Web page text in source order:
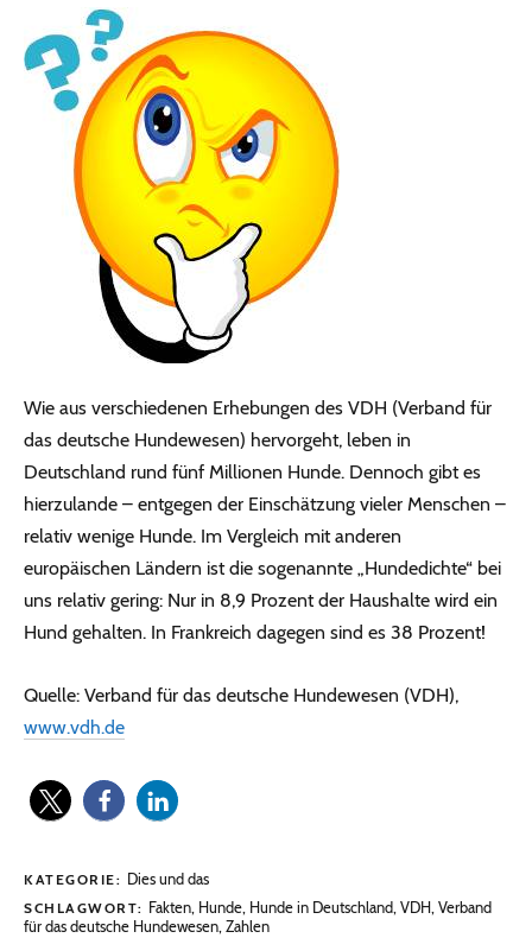
Wie aus verschiedenen Erhebungen des VDH (Verband für
das deutsche Hundewesen) hervorgeht, leben in
Deutschland rund fünf Millionen Hunde. Dennoch gibt es
hierzulande – entgegen der Einschätzung vieler Menschen –
relativ wenige Hunde. Im Vergleich mit anderen
europäischen Ländern ist die sogenannte „Hundedichte“ bei
uns relativ gering: Nur in 8,9 Prozent der Haushalte wird ein
Hund gehalten. In Frankreich dagegen sind es 38 Prozent!
Quelle: Verband für das deutsche Hundewesen (VDH),
www.vdh.de
KATEGORIE: Dies und das
SCHLAGWORT: Fakten, Hunde, Hunde in Deutschland,VDH,Verband
für das deutsche Hundewesen,Zahlen